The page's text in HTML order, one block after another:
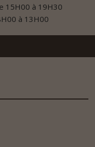
15H00 à 19H30
à 13H00